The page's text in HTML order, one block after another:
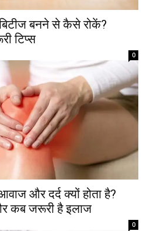
बनने से कैसे रोकें?
टिप्स
0
और दर्द क्यों होता है?
कब जरूरी है इलाज
0